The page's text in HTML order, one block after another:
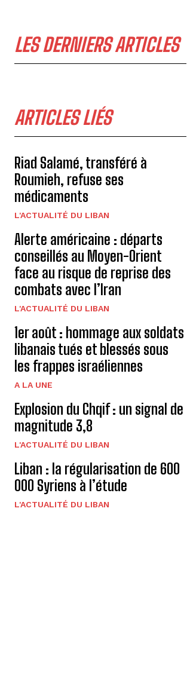
LES DERNIERS ARTICLES
ARTICLES LIÉS
Riad Salamé, transféré à
Roumieh, refuse ses
médicaments
L'ACTUALITÉ DU LIBAN
Alerte américaine : départs
conseillés au Moyen-Orient
face au risque de reprise des
combats avec l’Iran
L'ACTUALITÉ DU LIBAN
1er août : hommage aux soldats
libanais tués et blessés sous
les frappes israéliennes
A LA UNE
Explosion du Chqif : un signal de
magnitude 3,8
L'ACTUALITÉ DU LIBAN
Liban : la régularisation de 600
000 Syriens à l’étude
L'ACTUALITÉ DU LIBAN